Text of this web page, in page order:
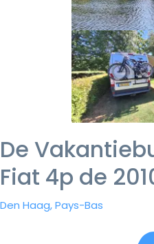
De
Fiat 4p de
Den Haag, Pays-Bas